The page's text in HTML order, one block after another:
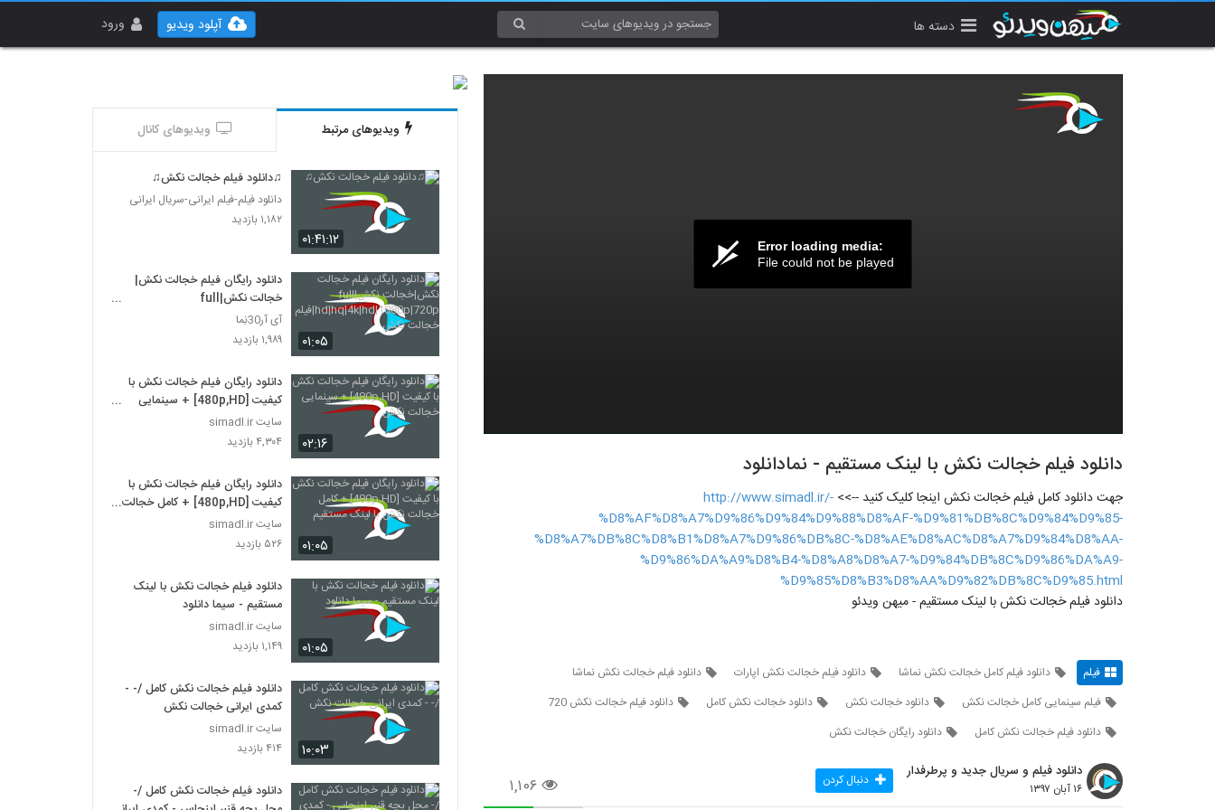
دسته ها ورود آپلود ویدیو
Error loading media:
File could not be played
دانلود فیلم خجالت نکش با لینک مستقیم - نمادانلود
جهت دانلود کامل فیلم خجالت نکش اینجا کلیک کنید -->> http://www.simadl.ir/-
%D8%AF%D8%A7%D9%86%D9%84%D9%88%D8%AF-%D9%81%DB%8C%D9%84%D9%85-
%D8%A7%DB%8C%D8%B1%D8%A7%D9%86%DB%8C-%D8%AE%D8%AC%D8%A7%D9%84%D8%AA-
%D9%86%DA%A9%D8%B4-%D8%A8%D8%A7-%D9%84%DB%8C%D9%86%DA%A9-
%D9%85%D8%B3%D8%AA%D9%82%DB%8C%D9%85.html
دانلود فیلم خجالت نکش با لینک مستقیم - میهن ویدئو
فیلم دانلود فیلم کامل خجالت نکش نماشا دانلود فیلم خجالت نکش اپارات
دانلود فیلم خجالت نکش نماشا
فیلم سینمایی کامل خجالت نکش
دانلود خجالت نکش دانلود خجالت نکش کامل
دانلود فیلم خجالت نکش 720
دانلود فیلم خجالت نکش کامل
دانلود رایگان خجالت نکش
۱,۱۰۶
دانلود فیلم و سریال جدید و پرطرفدار
۱۶ آبان ۱۳۹۷ دنبال کردن
ویدیوهای مرتبط ویدیوهای کانال
۰۱:۴۱:۱۲
♫دانلود فیلم خجالت نکش♫
دانلود فیلم-فیلم ایرانی-سریال ایرانی
۱,۱۸۲ بازدید
۰۱:۰۵
دانلود رایگان فیلم خجالت نکش|
خجالت نکش|full
خجالت نکش
آی آر30نِما
۱,۹۸۹ بازدید
۰۲:۱۶
دانلود رایگان فیلم خجالت نکش با
کیفیت [480p,HD] + سینمایی
خجالت نکش
سایت simadl.ir
۴,۳۰۴ بازدید
۰۱:۰۵
دانلود رایگان فیلم خجالت نکش با
کیفیت [480p,HD] + کامل خجالت
نکش با لینک مستقیم
سایت simadl.ir
۵۲۶ بازدید
۰۱:۰۵
دانلود فیلم خجالت نکش با لینک
مستقیم - سیما دانلود
سایت simadl.ir
۱,۱۴۹ بازدید
۱۰:۰۳
دانلود فیلم خجالت نکش کامل /- -
کمدی ایرانی خجالت نکش
سایت simadl.ir
۴۱۴ بازدید
دانلود فیلم خجالت نکش کامل /-